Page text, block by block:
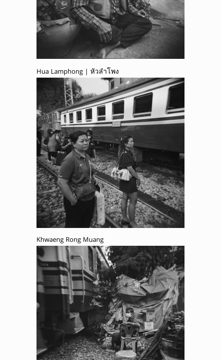
Hua Lamphong | หัวลำโพง
Khwaeng Rong Muang